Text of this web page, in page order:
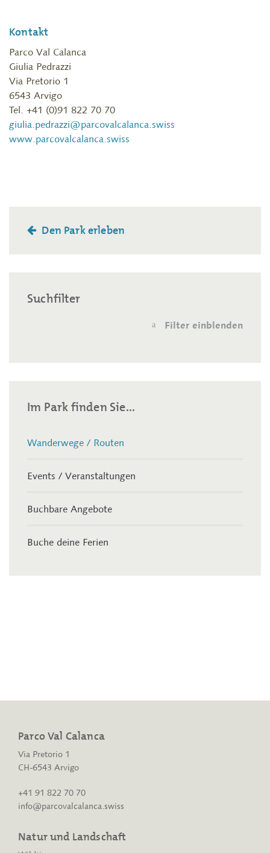
Kontakt
Parco Val Calanca
Giulia Pedrazzi
Via Pretorio 1
6543 Arvigo
Tel. +41 (0)91 822 70 70
giulia.pedrazzi@parcovalcalanca.swiss
www.parcovalcalanca.swiss
Den Park erleben
Suchfilter
a Filter einblenden
Im Park finden Sie...
Wanderwege / Routen
Events / Veranstaltungen
Buchbare Angebote
Buche deine Ferien
Parco Val Calanca
Via Pretorio 1
CH-6543 Arvigo
+41 91 822 70 70
info@parcovalcalanca.swiss
Natur und Landschaft